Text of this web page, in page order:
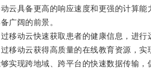
具备更高的响应速度和更强的计算能
阔的前景。
动云快速获取患者的健康信息，进行
动云获得高质量的在线教育资源，实
现跨地域、跨平台的快速数据传输，